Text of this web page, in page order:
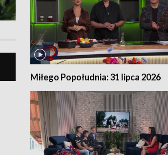
Miłego Popołudnia: 31 lipca 2026